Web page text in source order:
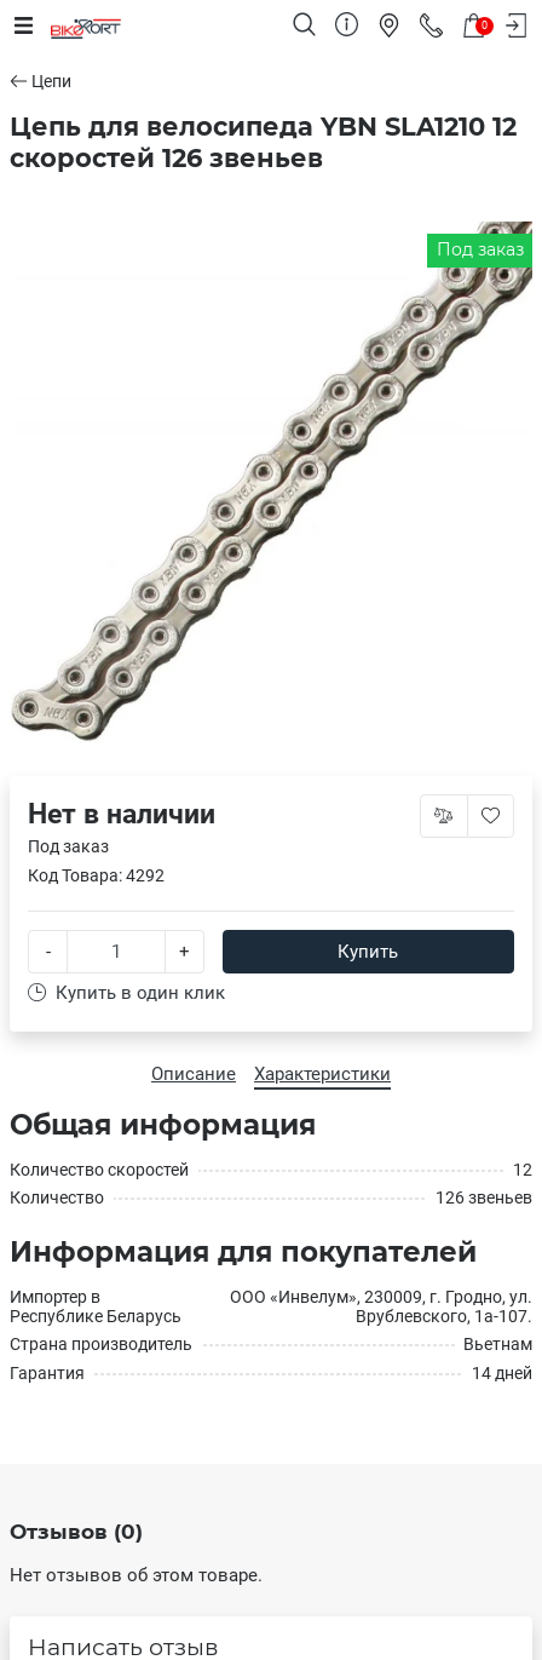
0
Цепи
Цепь для велосипеда YBN SLA1210 12
скоростей 126 звеньев
Под заказ
Описание Характеристики
Общая информация
Количество скоростей
12
Количество
126 звеньев
Информация для покупателей
Импортер в
Республике Беларусь
ООО «Инвелум», 230009, г. Гродно, ул.
Врублевского, 1а-107.
Страна производитель
Вьетнам
Гарантия
14 дней
Нет в наличии
Под заказ
Код Товара:4292
- +
Купить
Купить в один клик
Отзывов (0)
Нет отзывов об этом товаре.
Написать отзыв